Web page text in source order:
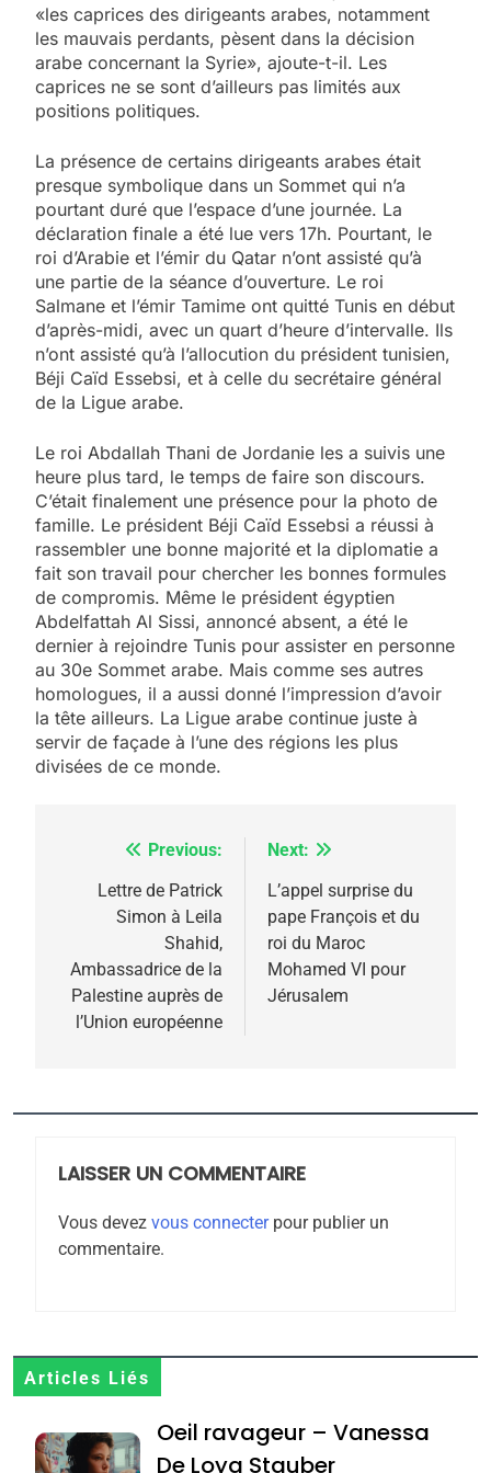
«les caprices des dirigeants arabes, notamment
les mauvais perdants, pèsent dans la décision
arabe concernant la Syrie», ajoute-t-il. Les
caprices ne se sont d’ailleurs pas limités aux
positions politiques.
La présence de certains dirigeants arabes était
presque symbolique dans un Sommet qui n’a
pourtant duré que l’espace d’une journée. La
déclaration finale a été lue vers 17h. Pourtant, le
roi d’Arabie et l’émir du Qatar n’ont assisté qu’à
une partie de la séance d’ouverture. Le roi
Salmane et l’émir Tamime ont quitté Tunis en début
d’après-midi, avec un quart d’heure d’intervalle. Ils
n’ont assisté qu’à l’allocution du président tunisien,
Béji Caïd Essebsi, et à celle du secrétaire général
de la Ligue arabe.
Le roi Abdallah Thani de Jordanie les a suivis une
heure plus tard, le temps de faire son discours.
C’était finalement une présence pour la photo de
famille. Le président Béji Caïd Essebsi a réussi à
rassembler une bonne majorité et la diplomatie a
fait son travail pour chercher les bonnes formules
de compromis. Même le président égyptien
Abdelfattah Al Sissi, annoncé absent, a été le
dernier à rejoindre Tunis pour assister en personne
au 30e Sommet arabe. Mais comme ses autres
homologues, il a aussi donné l’impression d’avoir
la tête ailleurs. La Ligue arabe continue juste à
servir de façade à l’une des régions les plus
divisées de ce monde.
NavigationPrevious:
Lettre de Patrick
Simon à Leila
Shahid,
Ambassadrice de la
Palestine auprès de
l’Union européenne
Next:
L’appel surprise du
pape François et du
roi du Maroc
Mohamed VI pour
Jérusalem
LAISSER UN COMMENTAIRE
Vous devez vous connecterpour publier un
commentaire.
Articles Liés
Oeil ravageur – Vanessa
De Loya Stauber
2025, l’année la plus
rapport d’ADL contre
FRANCE ISRAÉL
6
Zrihen-Dvir
7
Jacques Hadida
JUDAISME